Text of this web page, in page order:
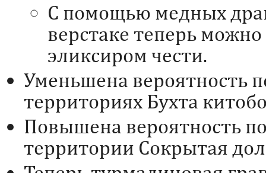
С помощью медных
верстаке теперь
эликсиром чести.
Уменьшена вероятность
территориях Бухта
Повышена вероятность
территории Сокрытая